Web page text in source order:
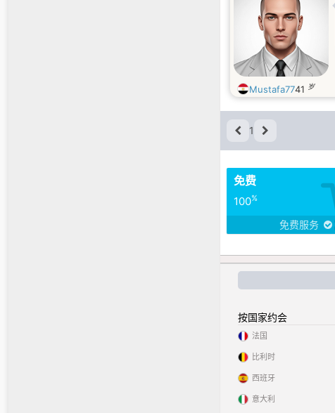
Mustafa7741 岁
1
免费
100%
免费服务
按国家约会
法国
比利时
西班牙
意大利